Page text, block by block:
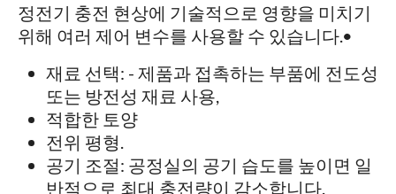
정전기 충전 현상에 기술적으로 영향을 미치기
위해 여러 제어 변수를 사용할 수 있습니다.•
재료 선택: - 제품과 접촉하는 부품에 전도성
또는 방전성 재료 사용,
적합한 토양
전위 평형.
공기 조절: 공정실의 공기 습도를 높이면 일
반적으로 최대 충전량이 감소합니다.